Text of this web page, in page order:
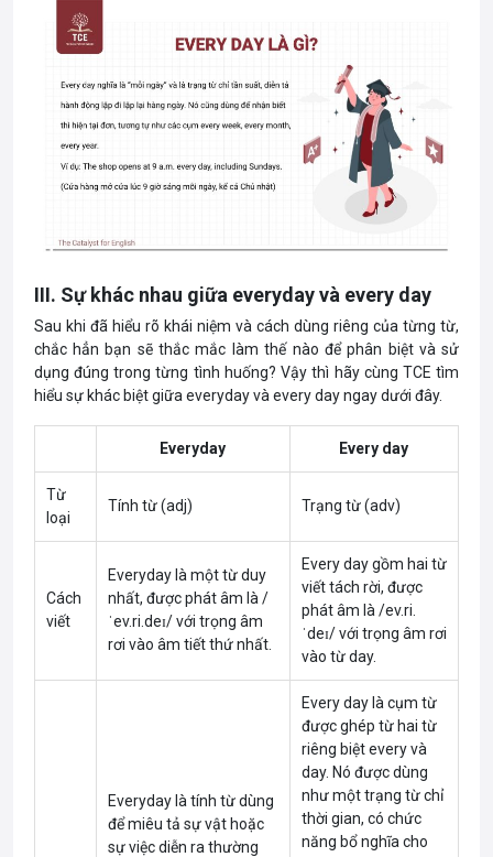
III. Sự khác nhau giữa everyday và every day
Sau khi đã hiểu rõ khái niệm và cách dùng riêng của từng từ,
chắc hẳn bạn sẽ thắc mắc làm thế nào để phân biệt và sử
dụng đúng trong từng tình huống? Vậy thì hãy cùng TCE tìm
hiểu sự khác biệt giữa everyday và every day ngay dưới đây.
Everyday Every day
Từ
loại
Tính từ (adj) Trạng từ (adv)
Cách
viết
Everyday là một từ duy
nhất, được phát âm là /
ˈev.ri.deɪ/ với trọng âm
rơi vào âm tiết thứ nhất.
Every day gồm hai từ
viết tách rời, được
phát âm là /ev.ri.
ˈdeɪ/ với trọng âm rơi
vào từ day.
Everyday là tính từ dùng
để miêu tả sự vật hoặc
sự việc diễn ra thường
Every day là cụm từ
được ghép từ hai từ
riêng biệt every và
day. Nó được dùng
như một trạng từ chỉ
thời gian, có chức
năng bổ nghĩa cho